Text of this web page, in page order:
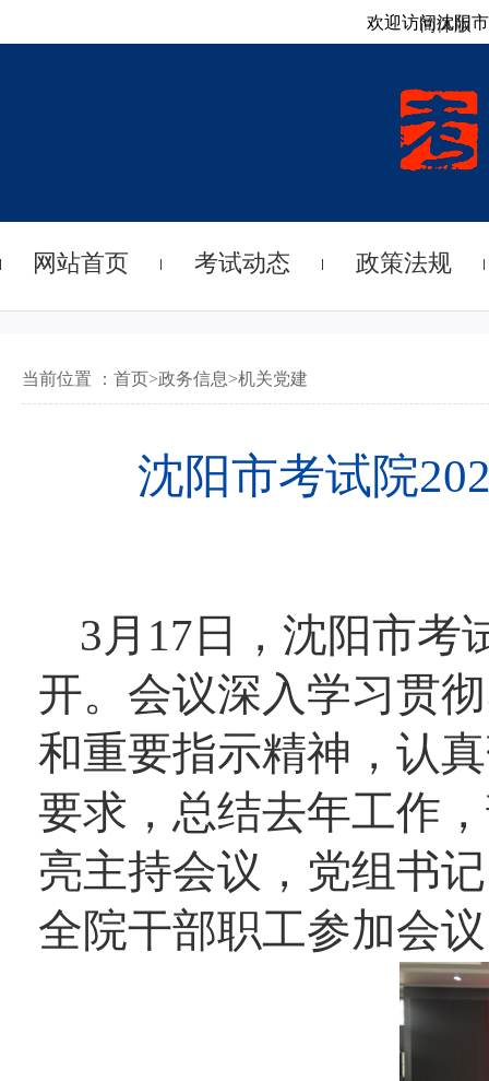
欢迎访问沈阳
简体版
网站首页 考试动态 政策法规
当前位置 ： 首页>政务信息>机关党建
沈阳市考试院
3月17日，沈阳市考
开。会议深入学习贯
和重要指示精神，认
要求，总结去年工作
亮主持会议，党组书
全院干部职工参加会